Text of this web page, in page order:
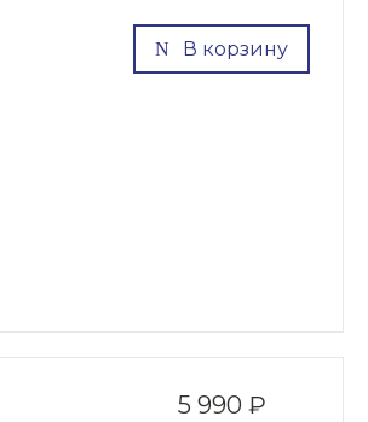
В корзину
5 990 ₽